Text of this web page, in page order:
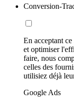
Conversion-
En acceptant
et optimiser
faire, nous
celles des
utilisiez déjà
Google Ads